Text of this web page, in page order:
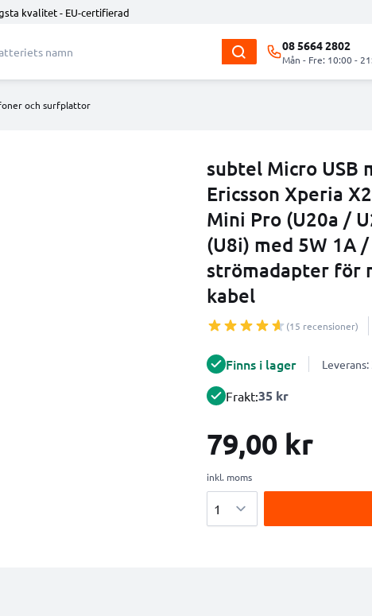
kvalitet - EU-certifierad
08 5664 2802
Mån - Fre: 10:00 -
och surfplattor
subtel Micro USB
Ericsson Xperia
Mini Pro (U20a /
(U8i) med 5W 1A
strömadapter för
kabel
(15 recensioner)
Finns i lager
Frakt:35 kr
79,00 kr
inkl. moms